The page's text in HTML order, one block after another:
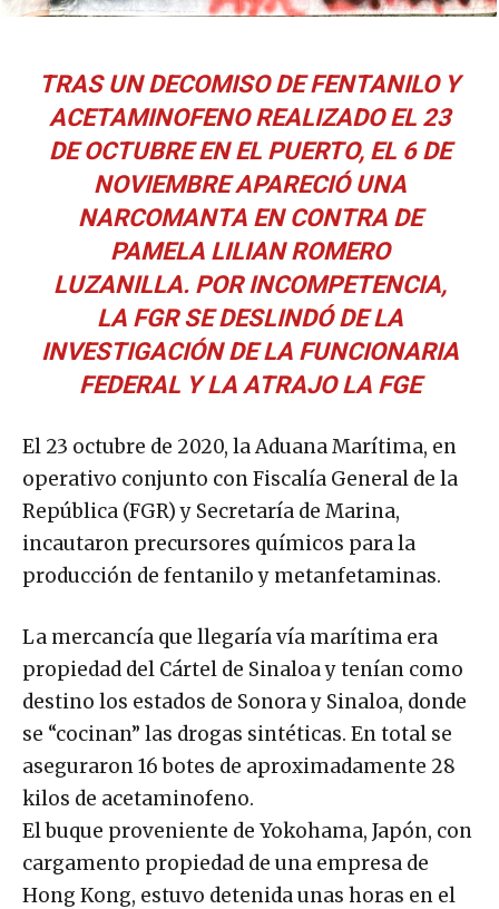
TRAS UN DECOMISO DE FENTANILO Y
ACETAMINOFENO REALIZADO EL 23
DE OCTUBRE EN EL PUERTO, EL 6 DE
NOVIEMBRE APARECIÓ UNA
NARCOMANTA EN CONTRA DE
PAMELA LILIAN ROMERO
LUZANILLA. POR INCOMPETENCIA,
LA FGR SE DESLINDÓ DE LA
INVESTIGACIÓN DE LA FUNCIONARIA
FEDERAL Y LA ATRAJO LA FGE
El 23 octubre de 2020, la Aduana Marítima, en
operativo conjunto con Fiscalía General de la
República (FGR) y Secretaría de Marina,
incautaron precursores químicos para la
producción de fentanilo y metanfetaminas.
La mercancía que llegaría vía marítima era
propiedad del Cártel de Sinaloa y tenían como
destino los estados de Sonora y Sinaloa, donde
se “cocinan” las drogas sintéticas. En total se
aseguraron 16 botes de aproximadamente 28
kilos de acetaminofeno.
El buque proveniente de Yokohama, Japón, con
cargamento propiedad de una empresa de
Hong Kong, estuvo detenida unas horas en el